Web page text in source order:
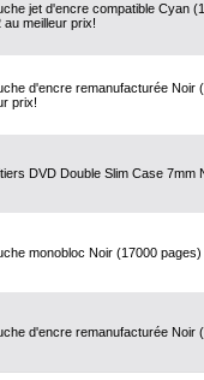
jet d'encre compatible Cyan
au meilleur prix!
d'encre remanufacturée Noir
prix!
DVD Double Slim Case 7mm
monobloc Noir (17000
d'encre remanufacturée Noir